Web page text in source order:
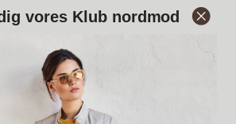
fronten, brystmål 134 cm. i str. M (46-48)
skånevask
vores Klub nordmod